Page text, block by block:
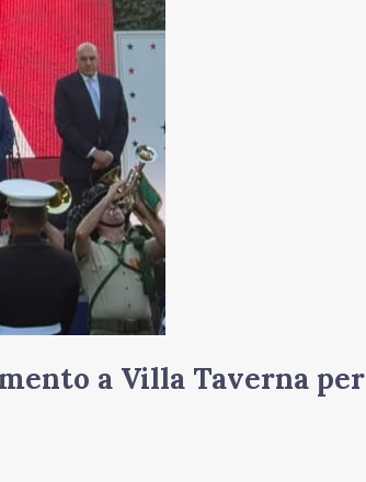
a Villa Taverna per